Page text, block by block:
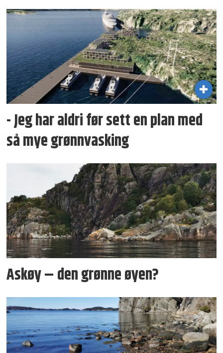
- Jeg har aldri før sett en plan med
så mye grønnvasking
Askøy – den grønne øyen?